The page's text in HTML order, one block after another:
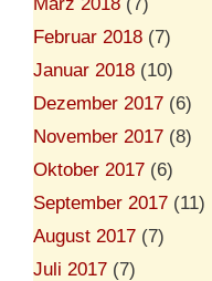
Februar 2018 (7)
Januar 2018 (10)
Dezember 2017 (6)
November 2017 (8)
Oktober 2017 (6)
September 2017 (11)
August 2017 (7)
Juli 2017 (7)